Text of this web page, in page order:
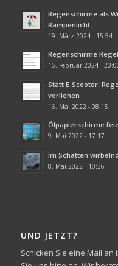
Regenschirme als
Rampenlicht
19. März 2024 - 15:54
Regenschirme
15. Februar 2024 -
Statt E-Scooter:
verliehen
16. Mai 2022 - 08:15
Ölpapierschirme
9. Mai 2022 - 17:17
Im Schatten
8. Mai 2022 - 10:36
UND JETZT?
Schicken Sie eine Mail